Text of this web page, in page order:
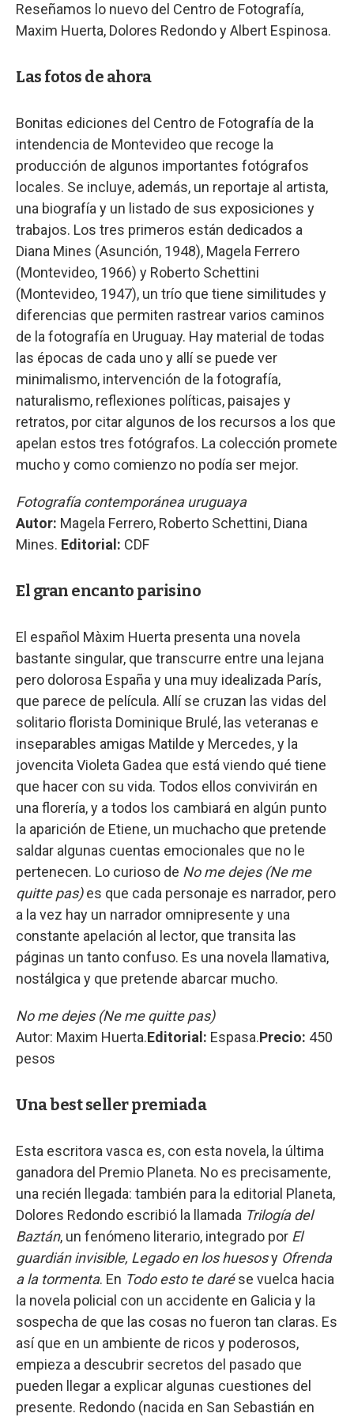
Reseñamos lo nuevo del Centro de Fotografía,
Maxim Huerta, Dolores Redondo y Albert Espinosa.
Las fotos de ahora
Bonitas ediciones del Centro de Fotografía de la
intendencia de Montevideo que recoge la
producción de algunos importantes fotógrafos
locales. Se incluye, además, un reportaje al artista,
una biografía y un listado de sus exposiciones y
trabajos. Los tres primeros están dedicados a
Diana Mines (Asunción, 1948), Magela Ferrero
(Montevideo, 1966) y Roberto Schettini
(Montevideo, 1947), un trío que tiene similitudes y
diferencias que permiten rastrear varios caminos
de la fotografía en Uruguay. Hay material de todas
las épocas de cada uno y allí se puede ver
minimalismo, intervención de la fotografía,
naturalismo, reflexiones políticas, paisajes y
retratos, por citar algunos de los recursos a los que
apelan estos tres fotógrafos. La colección promete
mucho y como comienzo no podía ser mejor.
Fotografía contemporánea uruguaya
Autor: Magela Ferrero, Roberto Schettini, Diana
Mines. Editorial: CDF
El gran encanto parisino
El español Màxim Huerta presenta una novela
bastante singular, que transcurre entre una lejana
pero dolorosa España y una muy idealizada París,
que parece de película. Allí se cruzan las vidas del
solitario florista Dominique Brulé, las veteranas e
inseparables amigas Matilde y Mercedes, y la
jovencita Violeta Gadea que está viendo qué tiene
que hacer con su vida. Todos ellos convivirán en
una florería, y a todos los cambiará en algún punto
la aparición de Etiene, un muchacho que pretende
saldar algunas cuentas emocionales que no le
pertenecen. Lo curioso de No me dejes (Ne me
quitte pas)es que cada personaje es narrador, pero
a la vez hay un narrador omnipresente y una
constante apelación al lector, que transita las
páginas un tanto confuso. Es una novela llamativa,
nostálgica y que pretende abarcar mucho.
No me dejes (Ne me quitte pas)
Autor: Maxim Huerta.Editorial: Espasa.Precio: 450
pesos
Una best seller premiada
Esta escritora vasca es, con esta novela, la última
ganadora del Premio Planeta. No es precisamente,
una recién llegada: también para la editorial Planeta,
Dolores Redondo escribió la llamada Trilogía del
Baztán, un fenómeno literario, integrado por El
guardián invisible, Legado en los huesosy Ofrenda
a la tormenta. En Todo esto te darése vuelca hacia
la novela policial con un accidente en Galicia y la
sospecha de que las cosas no fueron tan claras. Es
así que en un ambiente de ricos y poderosos,
empieza a descubrir secretos del pasado que
pueden llegar a explicar algunas cuestiones del
presente. Redondo (nacida en San Sebastián en